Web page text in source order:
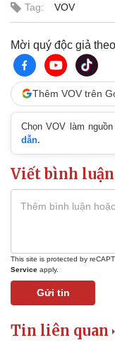
Thể thao
Tag: VOV
Mời quý độc giả
Thêm VOV trên
Chọn VOV làm
dẫn.
Viết bình luận
This site is protected by
Service apply.
Gửi tin
Tin liên quan